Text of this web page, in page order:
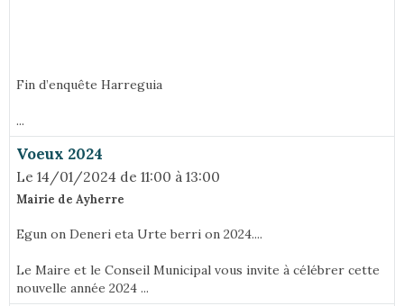
Fin d’enquête Harreguia
...
Voeux 2024
Le 14/01/2024 de 11:00 à 13:00
Mairie de Ayherre
Egun on Deneri eta Urte berri on 2024....
Le Maire et le Conseil Municipal vous invite à célébrer cette
nouvelle année 2024 ...